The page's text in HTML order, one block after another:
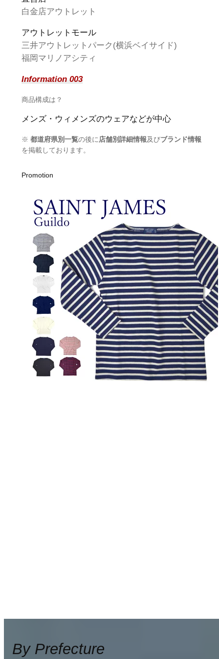
白金店アウトレット
アウトレットモール
三井アウトレットパーク(横浜ベイサイド)
福岡マリノアシティ
Information 003
商品構成は？
メンズ・ウィメンズのウェアなどが中心
※ 都道府県別一覧の後に 店舗別詳細情報及びブランド情報
を掲載しております。
Promotion
By Prefecture